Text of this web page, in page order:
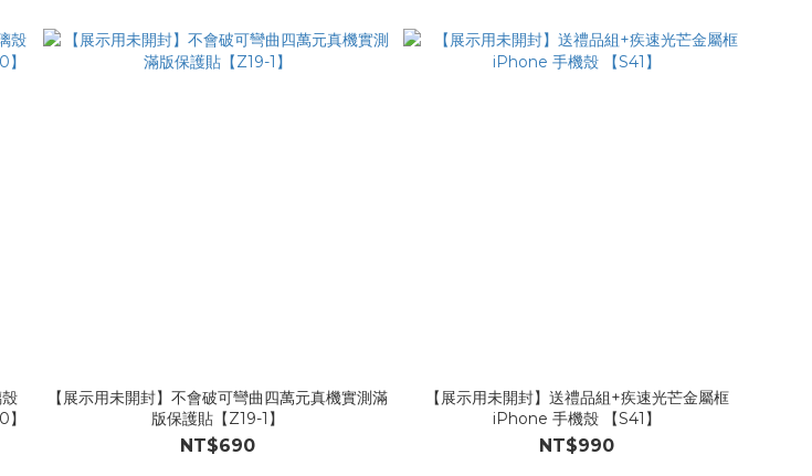
【展示用未開封】不會破可彎曲四萬元真機實測滿
版保護貼【Z19-1】
NT$690
【展示用未開封】送禮品組+疾速光芒金屬框
iPhone 手機殼 【S41】
NT$990